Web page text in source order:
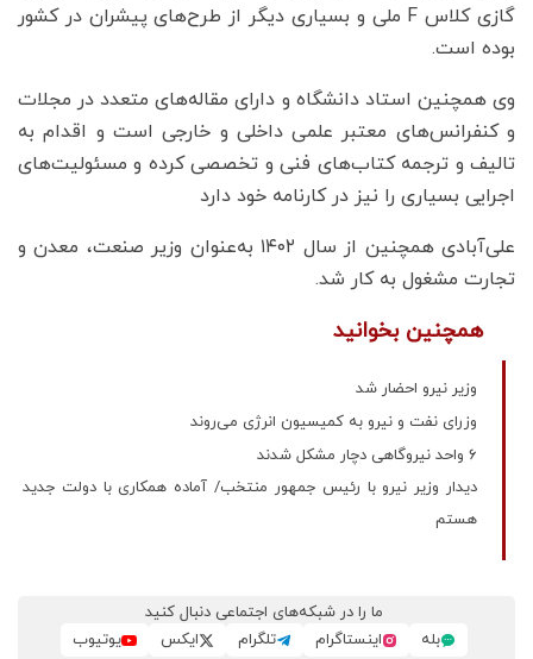
گازی کلاس F ملی و بسیاری دیگر از طرح‌های پیشران در کشور
بوده است.
وی همچنین استاد دانشگاه و دارای مقاله‌های متعدد در مجلات
و کنفرانس‌های معتبر علمی داخلی و خارجی است و اقدام به
تالیف و ترجمه کتاب‌های فنی و تخصصی کرده و مسئولیت‌های
اجرایی بسیاری را نیز در کارنامه خود دارد
علی‌آبادی همچنین از سال ۱۴۰۲ به‌عنوان وزیر صنعت، معدن و
تجارت مشغول به کار شد.
همچنین بخوانید
وزیر نیرو احضار شد
وزرای نفت و نیرو به کمیسیون انرژی می‌روند
۶ واحد نیروگاهی دچار مشکل شدند
دیدار وزیر نیرو با رئیس جمهور منتخب/ آماده همکاری با دولت جدید
هستم
ما را در شبکه‌های اجتماعی دنبال کنید
بله
اینستاگرام تلگرام ایکس یوتیوب